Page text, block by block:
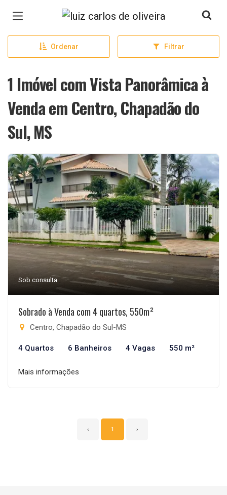
Página inicial
Ordenar Filtrar
1 Imóvel com Vista Panorâmica à
Venda em Centro, Chapadão do
Sul, MS
Sob consulta
Sobrado à Venda com 4 quartos, 550m²
Centro, Chapadão do Sul-MS
4 Quartos 6 Banheiros 4 Vagas 550 m²
Mais informações
‹ 1 ›